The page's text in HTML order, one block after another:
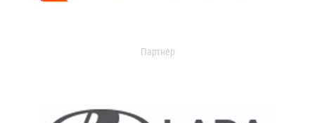
Партнер